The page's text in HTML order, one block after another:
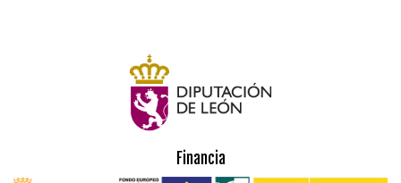
Financia